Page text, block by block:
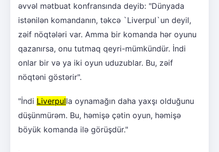
əvvəl mətbuat konfransında deyib: "Dünyada
istənilən komandanın, təkcə `Liverpul`un deyil,
zəif nöqtələri var. Amma bir komanda hər oyunu
qazanırsa, onu tutmaq qeyri-mümkündür. İndi
onlar bir və ya iki oyun uduzublar. Bu, zəif
nöqtəni göstərir".
"İndi Liverpulla oynamağın daha yaxşı olduğunu
düşünmürəm. Bu, həmişə çətin oyun, həmişə
böyük komanda ilə görüşdür."